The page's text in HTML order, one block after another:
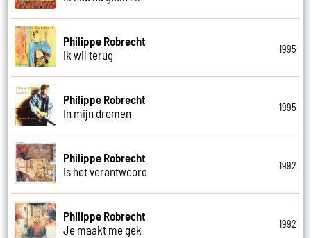
Philippe Robrecht
Ik wil terug
1995
Philippe Robrecht
In mijn dromen
1995
Philippe Robrecht
Is het verantwoord
1992
Philippe Robrecht
Je maakt me gek
1992